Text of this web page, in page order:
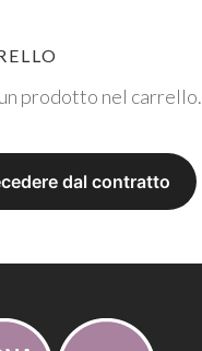
prodotto nel carrello.